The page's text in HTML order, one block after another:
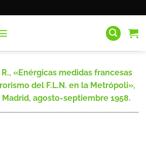
R., «Enérgicas medidas francesas
del F.L.N. en la Metrópoli»,
Madrid, agosto-septiembre 1958.